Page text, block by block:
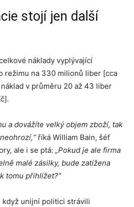
stojí jen další
náklady vyplývající
režimu na 330 milionů liber [cca
v průměru 20 až 43 liber
a dovážíte velký objem zboží, tak
říká William Bain, šéf
ale i se ptá: „Pokud je ale firma
malé zásilky, bude zatížena
tomu přihlížet?“
když unijní politici strávili